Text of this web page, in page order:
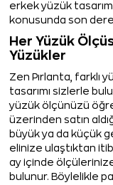
erkek yüzük
konusunda son
Her Yüzük
Yüzükler
Zen Pırlanta, farklı
tasarımı sizlerle
yüzük ölçünüzü
üzerinden satın
büyük ya da küçük
elinize ulaştıktan
ay içinde
bulunur. Böylelikle